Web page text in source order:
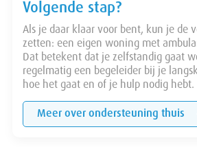
Volgende stap?
Als je daar klaar voor bent, kun je de
zetten: een eigen woning met
Dat betekent dat je zelfstandig gaat
regelmatig een begeleider bij je
hoe het gaat en of je hulp nodig hebt.
Meer over ondersteuning thuis